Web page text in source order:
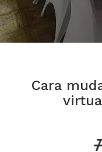
Cara